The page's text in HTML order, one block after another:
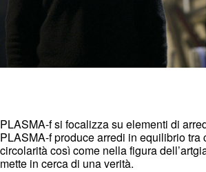
PLASMA-f si focalizza su elementi di
PLASMA-f produce arredi in equilibrio
circolarità così come nella figura
mette in cerca di una verità.